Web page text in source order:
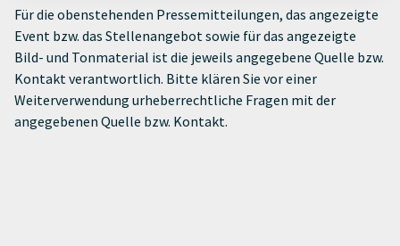
Für die obenstehenden Pressemitteilungen, das angezeigte
Event bzw. das Stellenangebot sowie für das angezeigte
Bild- und Tonmaterial ist die jeweils angegebene Quelle bzw.
Kontakt verantwortlich. Bitte klären Sie vor einer
Weiterverwendung urheberrechtliche Fragen mit der
angegebenen Quelle bzw. Kontakt.